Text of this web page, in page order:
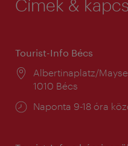
Címek &
Tourist-Info Bécs
Helyszín:
Albertinaplatz/
1010 Bécs
Nyitva
Naponta 9-18 óra